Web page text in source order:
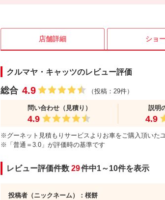
店舗詳細 ショ
クルマヤ・キャッツのレビュー評価
総合 4.9 （投稿：29件）
問い合わせ（見積り）
4.9
説明
4.9
※グーネット見積もりサービスよりお車をご購入頂いた
※「普通＝3.0」が評価時の基準です
レビュー評価件数 29件中1～10件を表示
投稿者（ニックネーム）：桜餅